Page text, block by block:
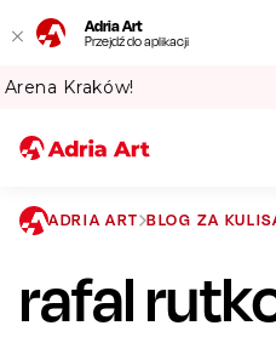
Adria Art
Przejdź do aplikacji
Sprawdź
ADRIA ART BLOG ZA
rafal